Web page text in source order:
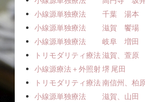
小線源単独療法 千葉 湯本
小線源単独療法 滋賀 饗場
小線源単独療法 岐阜 増田
トリモダリティ療法 滋賀、萱原
小線源療法＋外照射 堺 尾田
トリモダリティ療法 南信州、柏
小線源単独療法 滋賀、山田